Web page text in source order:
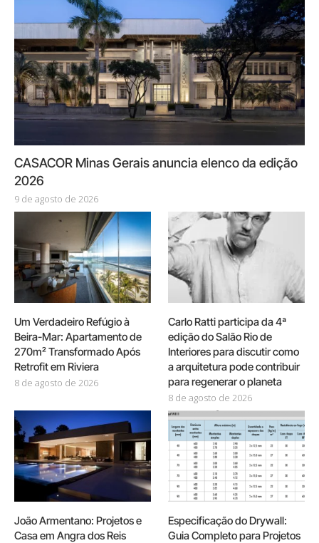
CASACOR Minas Gerais anuncia elenco da edição
2026
9 de agosto de 2026
Um Verdadeiro Refúgio à
Beira-Mar: Apartamento de
270m² Transformado Após
Retrofit em Riviera
8 de agosto de 2026
Carlo Ratti participa da 4ª
edição do Salão Rio de
Interiores para discutir como
a arquitetura pode contribuir
para regenerar o planeta
8 de agosto de 2026
João Armentano: Projetos e
Casa em Angra dos Reis
Especificação do Drywall:
Guia Completo para Projetos